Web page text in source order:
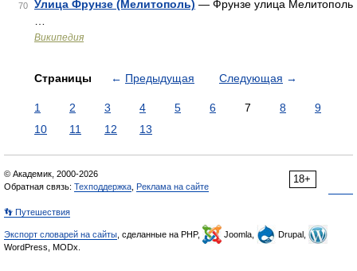
70 Улица Фрунзе (Мелитополь) — Фрунзе улица Мелитополь
Википедия
Страницы ← Предыдущая Следующая →
1 2 3 4 5 6 7 8
9
10
11 12 13
18+
© Академик, 2000-2026
Обратная связь: Техподдержка Реклама на сайте
👣 Путешествия
Экспорт словарей на сайты , сделанные на PHP, Joomla,
Drupal,
WordPress, MODx.